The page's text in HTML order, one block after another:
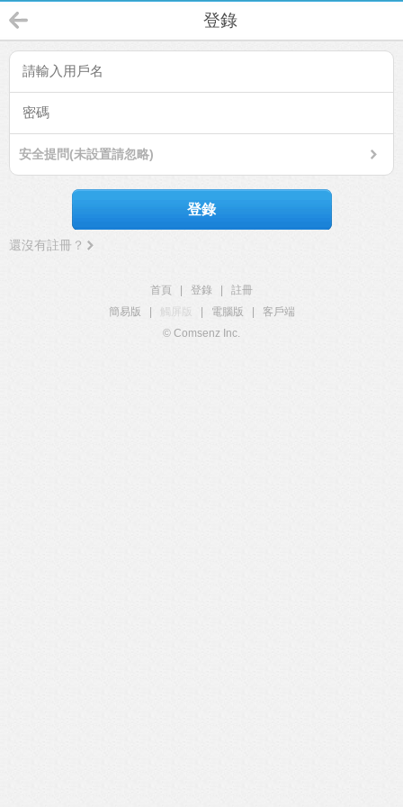
登錄
安全提問(未設置請忽略)
登錄
還沒有註冊？
首頁 登錄
註冊
簡易版
觸屏版 電腦版
客戶端
© Comsenz Inc.